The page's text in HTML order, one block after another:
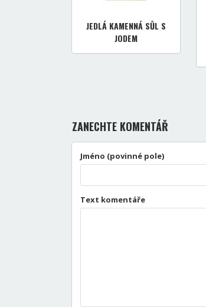
JEDLÁ KAMENNÁ SŮL S
JODEM
ZANECHTE KOMENTÁŘ
Jméno (povinné pole)
Text komentáře